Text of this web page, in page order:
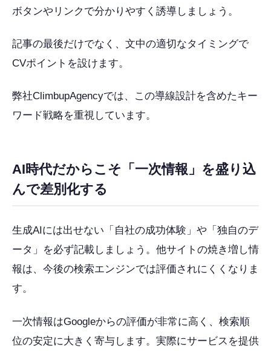
ボタンやリンクで分かりやすく誘導しましょう。
記事の最後だけでなく、文中の適切なタイミングで
CVポイントを設けます。
弊社ClimbupAgencyでは、この導線設計を含めたキー
ワード戦略を重視しています。
AI時代だからこそ「一次情報」を盛り込
んで差別化する
生成AIには出せない「自社の成功体験」や「独自のデ
ータ」を必ず記載しましょう。他サイトの焼き増し情
報は、今後の検索エンジンでは評価されにくくなりま
す。
一次情報はGoogleからの評価が非常に高く、検索順
位の安定に大きく寄与します。実際にサービスを提供